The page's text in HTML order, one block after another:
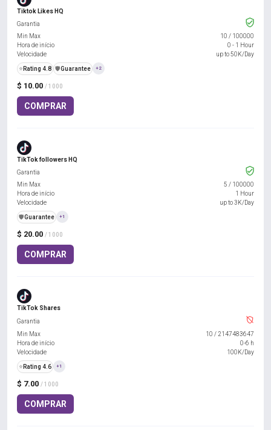
Tiktok Likes HQ
$ 10.00 / 1000
COMPRAR
Garantia
Min Max
10 / 100000
Hora de início
0 - 1 Hour
Velocidade
up to 50K/Day
⭐ Rating 4.8 ️🛡️Guarantee +2
TikTok followers HQ
$ 20.00 / 1000
COMPRAR
Garantia
Min Max
5 / 100000
Hora de início
1 Hour
Velocidade
up to 3K/Day
️🛡️Guarantee +1
TikTok Shares
$ 7.00 / 1000
COMPRAR
Garantia
Min Max
10 / 2147483647
Hora de início
0-6 h
Velocidade
100K/Day
⭐ Rating 4.6 +1